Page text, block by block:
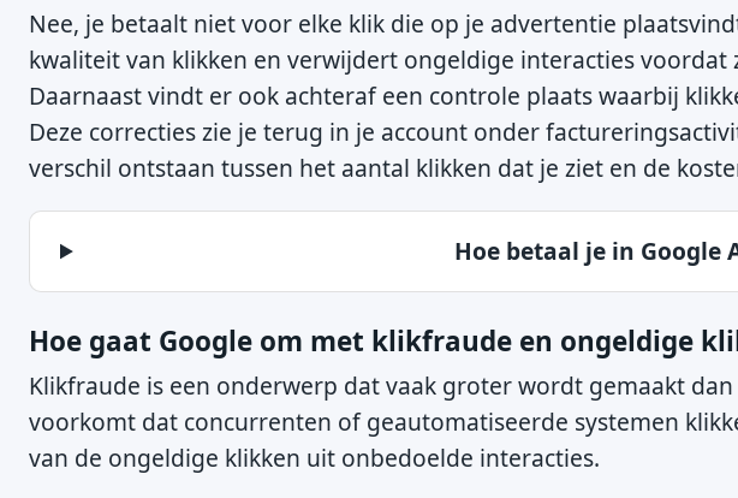
Nee, je betaalt niet voor elke klik die op je advertentie
kwaliteit van klikken en verwijdert ongeldige interacties voordat
Daarnaast vindt er ook achteraf een controle plaats waarbij
Deze correcties zie je terug in je account onder
verschil ontstaan tussen het aantal klikken dat je ziet en de
Hoe betaal je in Google
Hoe gaat Google om met klikfraude en ongeldige
Klikfraude is een onderwerp dat vaak groter wordt gemaakt
voorkomt dat concurrenten of geautomatiseerde systemen
van de ongeldige klikken uit onbedoelde interacties.